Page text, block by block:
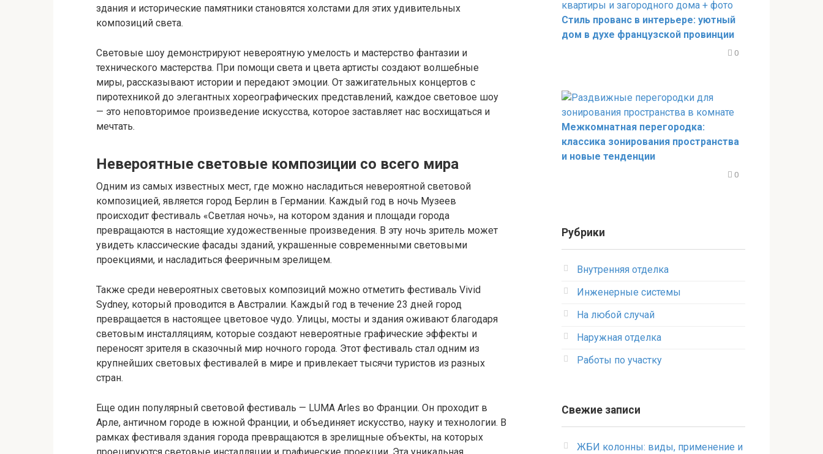
здания и исторические памятники становятся холстами для этих удивительных
композиций света.
Световые шоу демонстрируют невероятную умелость и мастерство фантазии и
технического мастерства. При помощи света и цвета артисты создают волшебные
миры, рассказывают истории и передают эмоции. От зажигательных концертов с
пиротехникой до элегантных хореографических представлений, каждое световое шоу
— это неповторимое произведение искусства, которое заставляет нас восхищаться и
мечтать.
Невероятные световые композиции со всего мира
Одним из самых известных мест, где можно насладиться невероятной световой
композицией, является город Берлин в Германии. Каждый год в ночь Музеев
происходит фестиваль «Светлая ночь», на котором здания и площади города
превращаются в настоящие художественные произведения. В эту ночь зритель может
увидеть классические фасады зданий, украшенные современными световыми
проекциями, и насладиться фееричным зрелищем.
Также среди невероятных световых композиций можно отметить фестиваль Vivid
Sydney, который проводится в Австралии. Каждый год в течение 23 дней город
превращается в настоящее цветовое чудо. Улицы, мосты и здания оживают благодаря
световым инсталляциям, которые создают невероятные графические эффекты и
переносят зрителя в сказочный мир ночного города. Этот фестиваль стал одним из
крупнейших световых фестивалей в мире и привлекает тысячи туристов из разных
стран.
Еще один популярный световой фестиваль — LUMA Arles во Франции. Он проходит в
Арле, античном городе в южной Франции, и объединяет искусство, науку и технологии. В
рамках фестиваля здания города превращаются в зрелищные объекты, на которых
Стиль прованс в интерьере: уютный
дом в духе французской провинции
0
Межкомнатная перегородка:
классика зонирования пространства
и новые тенденции
0
Рубрики
Внутренняя отделка
Инженерные системы
На любой случай
Наружная отделка
Работы по участку
Свежие записи
ЖБИ колонны: виды, применение и